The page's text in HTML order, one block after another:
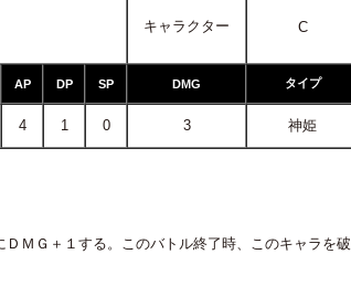
キャラクター C
AP DP SP DMG タイプ
4 1 0 3 神姫
ＭＧ＋１する。このバトル終了時、このキャラを破